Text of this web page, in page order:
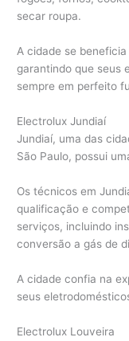
secar roupa.
A cidade se
garantindo que seus
sempre em perfeito
Electrolux Jundiaí
Jundiaí, uma das
São Paulo, possui
Os técnicos em
qualificação e
serviços, incluindo
conversão a gás de
A cidade confia na
seus
Electrolux Louveira